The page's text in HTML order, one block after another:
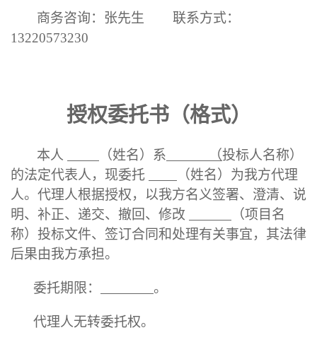
商务咨询：张先生
联系方式：
13220573230
授权委托书（格式）
本人 （姓名）系 （投标人名称）
的法定代表人，现委托
（姓名）为我方代理
人。代理人根据授权，以我方名义签署、澄清、说
明、补正、递交、撤回、修改
（项目名
称）投标文件、签订合同和处理有关事宜，其法律
后果由我方承担。
委托期限： 。
代理人无转委托权。